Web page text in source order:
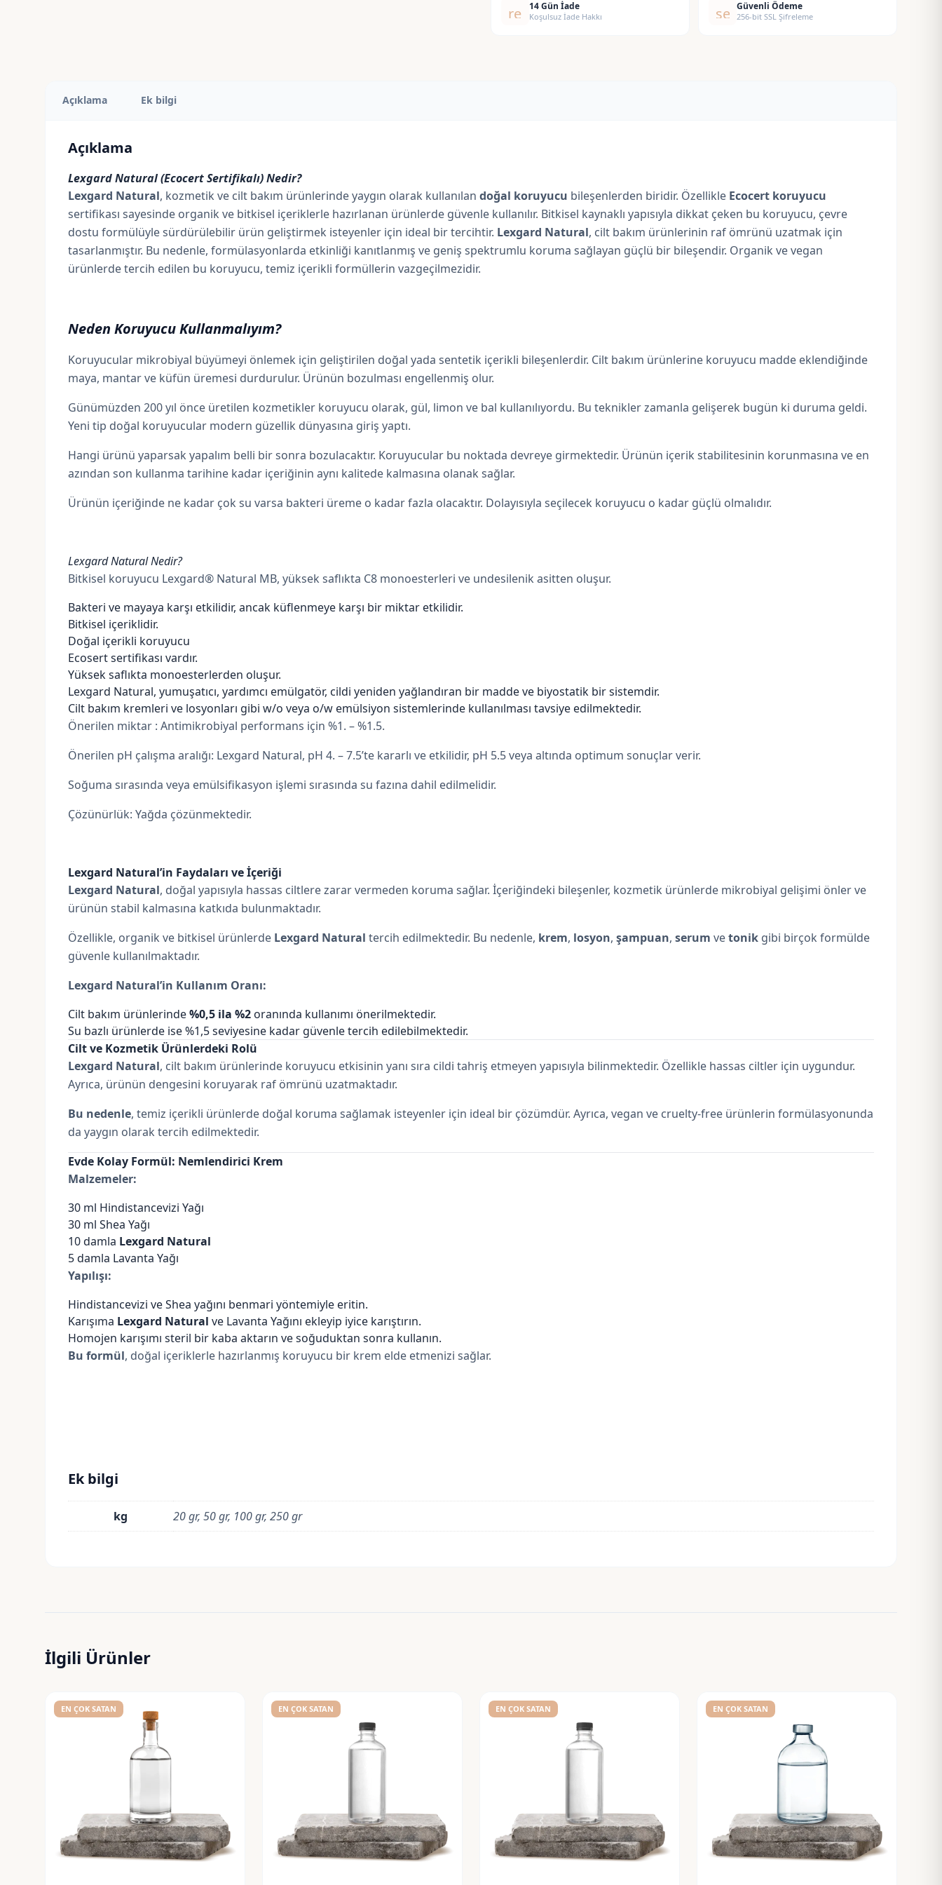
replay14 Gün İade
Koşulsuz İade Hakkı security
Güvenli Ödeme
256-bit SSL Şifreleme
Açıklama Ek bilgi
Açıklama
Lexgard Natural (Ecocert Sertifikalı) Nedir?
Lexgard Natural, kozmetik ve cilt bakım ürünlerinde yaygın olarak kullanılan doğal koruyucu bileşenlerden biridir. Özellikle Ecocert koruyucu
sertifikası sayesinde organik ve bitkisel içeriklerle hazırlanan ürünlerde güvenle kullanılır. Bitkisel kaynaklı yapısıyla dikkat çeken bu koruyucu, çevre
dostu formülüyle sürdürülebilir ürün geliştirmek isteyenler için ideal bir tercihtir. Lexgard Natural, cilt bakım ürünlerinin raf ömrünü uzatmak için
tasarlanmıştır. Bu nedenle, formülasyonlarda etkinliği kanıtlanmış ve geniş spektrumlu koruma sağlayan güçlü bir bileşendir. Organik ve vegan
ürünlerde tercih edilen bu koruyucu, temiz içerikli formüllerin vazgeçilmezidir.
Neden Koruyucu Kullanmalıyım?
Koruyucular mikrobiyal büyümeyi önlemek için geliştirilen doğal yada sentetik içerikli bileşenlerdir. Cilt bakım ürünlerine koruyucu madde eklendiğinde
maya, mantar ve küfün üremesi durdurulur. Ürünün bozulması engellenmiş olur.
Günümüzden 200 yıl önce üretilen kozmetikler koruyucu olarak, gül, limon ve bal kullanılıyordu. Bu teknikler zamanla gelişerek bugün ki duruma geldi.
Yeni tip doğal koruyucular modern güzellik dünyasına giriş yaptı.
Hangi ürünü yaparsak yapalım belli bir sonra bozulacaktır. Koruyucular bu noktada devreye girmektedir. Ürünün içerik stabilitesinin korunmasına ve en
azından son kullanma tarihine kadar içeriğinin aynı kalitede kalmasına olanak sağlar.
Ürünün içeriğinde ne kadar çok su varsa bakteri üreme o kadar fazla olacaktır. Dolayısıyla seçilecek koruyucu o kadar güçlü olmalıdır.
Lexgard Natural Nedir?
Bitkisel koruyucu Lexgard® Natural MB, yüksek saflıkta C8 monoesterleri ve undesilenik asitten oluşur.
Bakteri ve mayaya karşı etkilidir, ancak küflenmeye karşı bir miktar etkilidir.
Bitkisel içeriklidir.
Doğal içerikli koruyucu
Ecosert sertifikası vardır.
Yüksek saflıkta monoesterlerden oluşur.
Lexgard Natural, yumuşatıcı, yardımcı emülgatör, cildi yeniden yağlandıran bir madde ve biyostatik bir sistemdir.
Cilt bakım kremleri ve losyonları gibi w/o veya o/w emülsiyon sistemlerinde kullanılması tavsiye edilmektedir.
Önerilen miktar : Antimikrobiyal performans için %1. – %1.5.
Önerilen pH çalışma aralığı: Lexgard Natural, pH 4. – 7.5’te kararlı ve etkilidir, pH 5.5 veya altında optimum sonuçlar verir.
Soğuma sırasında veya emülsifikasyon işlemi sırasında su fazına dahil edilmelidir.
Çözünürlük: Yağda çözünmektedir.
Lexgard Natural’in Faydaları ve İçeriği
Lexgard Natural, doğal yapısıyla hassas ciltlere zarar vermeden koruma sağlar. İçeriğindeki bileşenler, kozmetik ürünlerde mikrobiyal gelişimi önler ve
ürünün stabil kalmasına katkıda bulunmaktadır.
Özellikle, organik ve bitkisel ürünlerde Lexgard Natural tercih edilmektedir. Bu nedenle, krem, losyon, şampuan, serum vetonik gibi birçok formülde
güvenle kullanılmaktadır.
Lexgard Natural’in Kullanım Oranı:
Cilt bakım ürünlerinde%0,5 ila %2 oranında kullanımı önerilmektedir.
Su bazlı ürünlerde ise %1,5 seviyesine kadar güvenle tercih edilebilmektedir.
Cilt ve Kozmetik Ürünlerdeki Rolü
Lexgard Natural, cilt bakım ürünlerinde koruyucu etkisinin yanı sıra cildi tahriş etmeyen yapısıyla bilinmektedir. Özellikle hassas ciltler için uygundur.
Ayrıca, ürünün dengesini koruyarak raf ömrünü uzatmaktadır.
Bu nedenle, temiz içerikli ürünlerde doğal koruma sağlamak isteyenler için ideal bir çözümdür. Ayrıca, vegan ve cruelty-free ürünlerin formülasyonunda
da yaygın olarak tercih edilmektedir.
Evde Kolay Formül: Nemlendirici Krem
Malzemeler:
30 ml Hindistancevizi Yağı
30 ml Shea Yağı
10 damla Lexgard Natural
5 damla Lavanta Yağı
Yapılışı:
Hindistancevizi ve Shea yağını benmari yöntemiyle eritin.
Karışıma Lexgard Natural ve Lavanta Yağını ekleyip iyice karıştırın.
Homojen karışımı steril bir kaba aktarın ve soğuduktan sonra kullanın.
Bu formül, doğal içeriklerle hazırlanmış koruyucu bir krem elde etmenizi sağlar.
Ek bilgi
kg 20 gr, 50 gr, 100 gr, 250 gr
İlgili Ürünler
EN ÇOK SATAN EN ÇOK SATAN EN ÇOK SATAN EN ÇOK SATAN